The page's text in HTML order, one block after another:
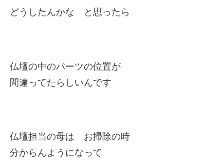
どうしたんかな と思ったら
仏壇の中のパーツの位置が
間違ってたらしいんです
仏壇担当の母は お掃除の時
分からんようになって